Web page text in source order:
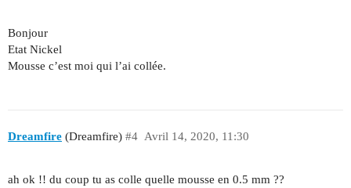
Bonjour
Etat Nickel
Mousse c’est moi qui l’ai collée.
Dreamfire (Dreamfire) Avril 14, 2020, 11:30
#4
ah ok !! du coup tu as colle quelle mousse en 0.5 mm ??